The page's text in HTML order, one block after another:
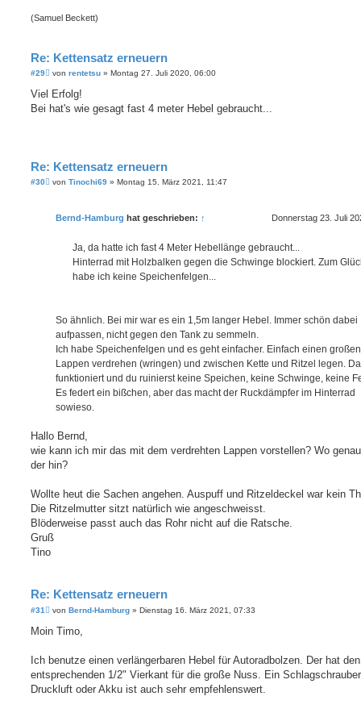
(Samuel Beckett)
Re: Kettensatz erneuern
#29
B
r
von rentetsu » Montag 27. Juli 2020, 06:00
Viel Erfolg!
Bei hat's wie gesagt fast 4 meter Hebel gebraucht...
Re: Kettensatz erneuern
#30
Bvon Tinochi69 » Montag 15. März 2021, 11:47
Bernd-Hamburg hat geschrieben: ↑ Donnerstag 23. Juli
Ja, da hatte ich fast 4 Meter Hebellänge gebraucht...
Hinterrad mit Holzbalken gegen die Schwinge blockiert. Zum
habe ich keine Speichenfelgen...
So ähnlich. Bei mir war es ein 1,5m langer Hebel. Immer schön dabei
aufpassen, nicht gegen den Tank zu semmeln.
Ich habe Speichenfelgen und es geht einfacher. Einfach einen großen
Lappen verdrehen (wringen) und zwischen Kette und Ritzel legen.
funktioniert und du ruinierst keine Speichen, keine Schwinge, keine
Es federt ein bißchen, aber das macht der Ruckdämpfer im Hinterrad
sowieso.
Hallo Bernd,
wie kann ich mir das mit dem verdrehten Lappen vorstellen? Wo
der hin?
Wollte heut die Sachen angehen. Auspuff und Ritzeldeckel war kein
Die Ritzelmutter sitzt natürlich wie angeschweisst.
Blöderweise passt auch das Rohr nicht auf die Ratsche.
Gruß
Tino
Re: Kettensatz erneuern
#31
B
i
a
von Bernd-Hamburg » Dienstag 16. März 2021, 07:33
Moin Timo,
Ich benutze einen verlängerbaren Hebel für Autoradbolzen. Der hat den
entsprechenden 1/2" Vierkant für die große Nuss. Ein
Druckluft oder Akku ist auch sehr empfehlenswert.